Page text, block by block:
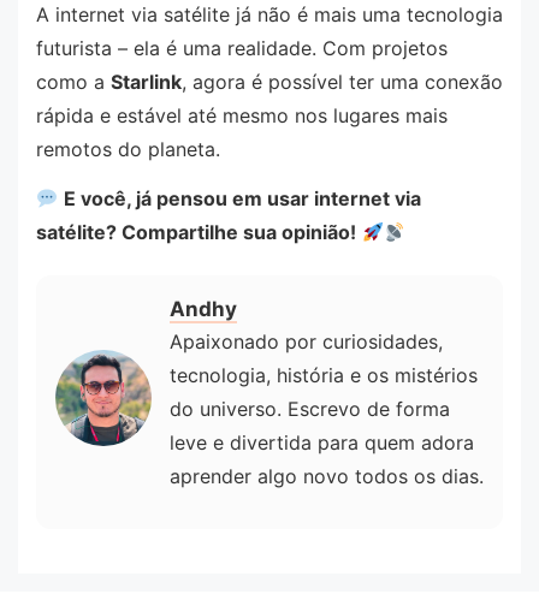
A internet via satélite já não é mais uma tecnologia
futurista – ela é uma realidade. Com projetos
como a Starlink, agora é possível ter uma conexão
rápida e estável até mesmo nos lugares mais
remotos do planeta.
E você, já pensou em usar internet via
satélite? Compartilhe sua opinião!
Andhy
Apaixonado por curiosidades,
tecnologia, história e os mistérios
do universo. Escrevo de forma
leve e divertida para quem adora
aprender algo novo todos os dias.